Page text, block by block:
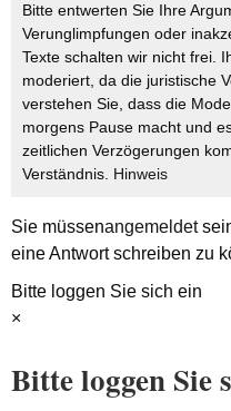
Bitte entwerten Sie Ihre
Verunglimpfungen oder
Texte schalten wir nicht frei.
moderiert, da die juristische
verstehen Sie, dass die
morgens Pause macht und
zeitlichen Verzögerungen
Verständnis. Hinweis
Sie müssenangemeldet
eine Antwort schreiben zu
Bitte loggen Sie sich ein
×
Bitte loggen Sie